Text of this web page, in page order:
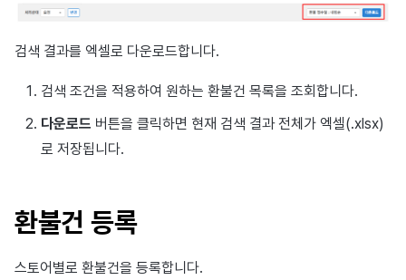
검색 결과를 엑셀로 다운로드합니다.
검색 조건을 적용하여 원하는 환불건 목록을 조회합니다.
다운로드 버튼을 클릭하면 현재 검색 결과 전체가 엑셀(.xlsx)
로 저장됩니다.
환불건 등록
스토어별로 환불건을 등록합니다.